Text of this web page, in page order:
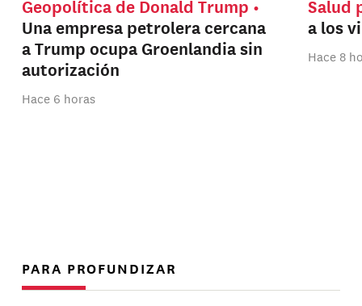
Geopolítica de Donald Trump
Una empresa petrolera cercana
a Trump ocupa Groenlandia sin
autorización
Hace 6 horas
Salud
a los
Hace 8
PARA PROFUNDIZAR